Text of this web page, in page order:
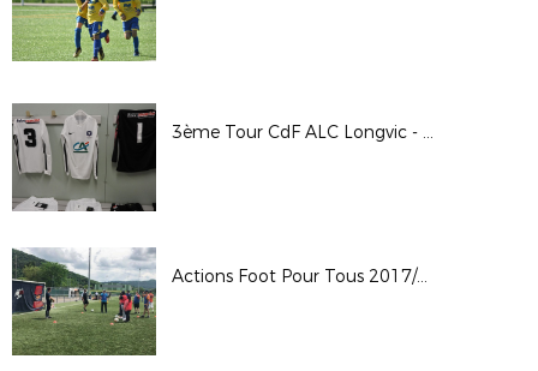
3ème Tour CdF ALC Longvic - A.S Saint-Pierraise
Actions Foot Pour Tous 2017/18